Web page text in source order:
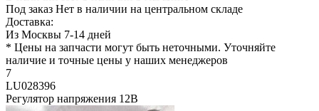
Под заказ Нет в наличии на центральном складе
Доставка:
Из Москвы 7-14 дней
* Цены на запчасти могут быть неточными. Уточняйте
наличие и точные цены у наших менеджеров
7
LU028396
Регулятор напряжения 12В